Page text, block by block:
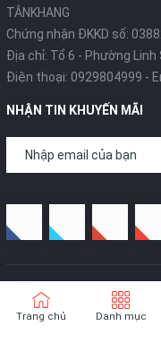
VỀ THÁI NGUYÊN SỐ
Copyright@ 2025 TRUNG
TÂNKHANG
Chứng nhận ĐKKD số:
Điện thoại:
0929804999
Trang chủ Danh mục